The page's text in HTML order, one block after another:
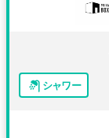
シャワー